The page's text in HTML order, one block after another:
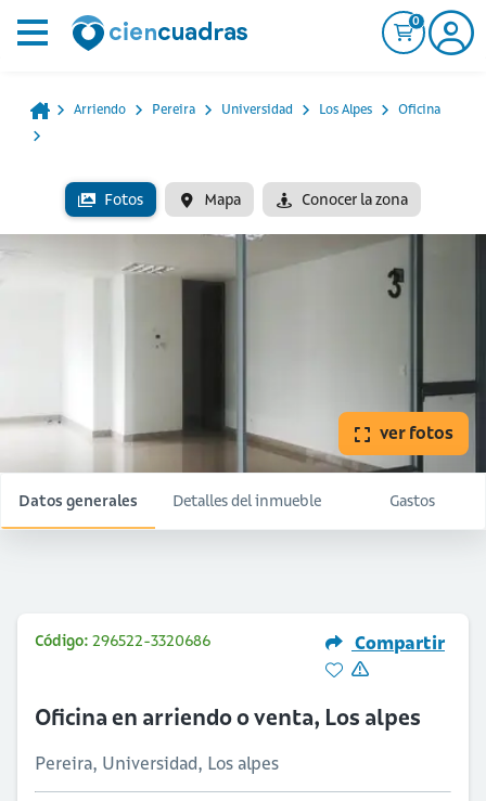
0
Arriendo Pereira Universidad Los Alpes Oficina
Fotos Mapa Conocer la zona
ver fotos
Datos generales Detalles del inmueble Gastos
Código: 296522-3320686 Compartir
Oficina en arriendo o venta, Los alpes
Pereira, Universidad, Los alpes